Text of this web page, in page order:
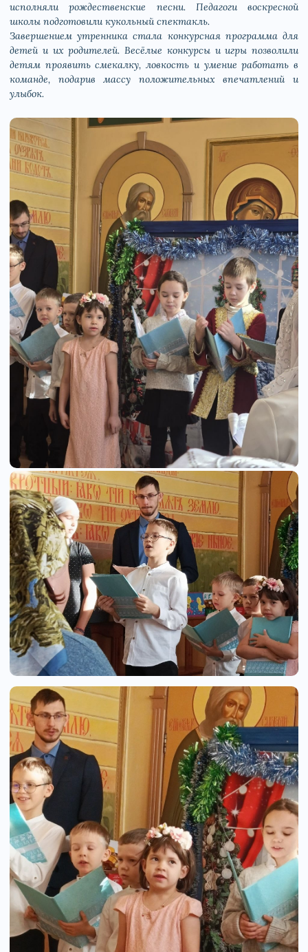
исполняли рождественские песни. Педагоги воскресной
школы подготовили кукольный спектакль.
Завершением утренника стала конкурсная программа для
детей и их родителей. Весёлые конкурсы и игры позволили
детям проявить смекалку, ловкость и умение работать в
команде, подарив массу положительных впечатлений и
улыбок.